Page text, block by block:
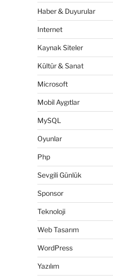
Haber & Duyurular
Internet
Kaynak Siteler
Kültür & Sanat
Microsoft
Mobil Aygıtlar
MySQL
Oyunlar
Php
Sevgili Günlük
Sponsor
Teknoloji
Web Tasarım
WordPress
Yazılım